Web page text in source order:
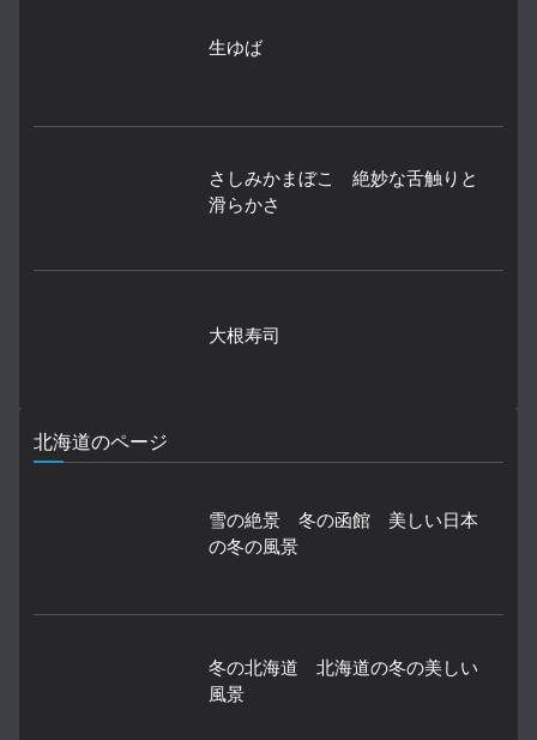
生ゆば
さしみかまぼこ 絶妙な舌触りと
滑らかさ
大根寿司
北海道のページ
雪の絶景 冬の函館 美しい日本
の冬の風景
冬の北海道 北海道の冬の美しい
風景